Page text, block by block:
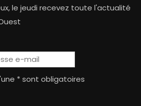
le jeudi recevez toute l'actualité
* sont obligatoires